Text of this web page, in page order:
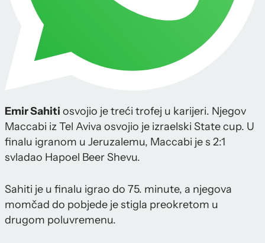
Emir Sahiti osvojio je treći trofej u karijeri. Njegov
Maccabi iz Tel Aviva osvojio je izraelski State cup. U
finalu igranom u Jeruzalemu, Maccabi je s 2:1
svladao Hapoel Beer Shevu.
Sahiti je u finalu igrao do 75. minute, a njegova
momčad do pobjede je stigla preokretom u
drugom poluvremenu.